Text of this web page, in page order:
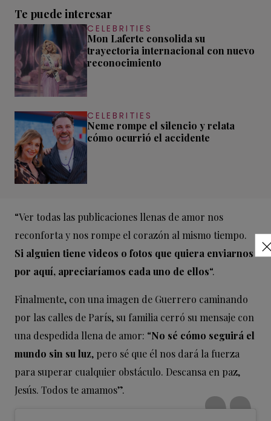
Te puede interesar
CELEBRITIES
Mon Laferte consolida su
trayectoria internacional con nuevo
reconocimiento
CELEBRITIES
Neme rompe el silencio y relata
cómo ocurrió el accidente
“Ver todas las publicaciones llenas de amor nos
reconforta y nos rompe el corazón al mismo tiempo.
Si alguien tiene videos o fotos que quiera enviarnos
por aquí, apreciaríamos cada uno de ellos“.
Finalmente, con una imagen de Guerrero caminando
por las calles de París, su familia cerró su mensaje con
una despedida llena de amor: “No sé cómo seguirá el
mundo sin su luz, pero sé que él nos dará la fuerza
para superar cualquier obstáculo. Descansa en paz,
Jesús. Todos te amamos”.